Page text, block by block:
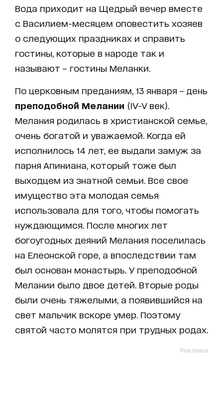
Вода приходит на Щедрый вечер вместе
с Василием-месяцем оповестить хозяев
о следующих праздниках и справить
гостины, которые в народе так и
называют – гостины Меланки.
По церковным преданиям, 13 января – день
преподобной Мелании (IV-V век).
Мелания родилась в христианской семье,
очень богатой и уважаемой. Когда ей
исполнилось 14 лет, ее выдали замуж за
парня Апиниана, который тоже был
выходцем из знатной семьи. Все свое
имущество эта молодая семья
использовала для того, чтобы помогать
нуждающимся. После многих лет
богоугодных деяний Мелания поселилась
на Елеонской горе, а впоследствии там
был основан монастырь. У преподобной
Мелании было двое детей. Вторые роды
были очень тяжелыми, а появившийся на
свет мальчик вскоре умер. Поэтому
святой часто молятся при трудных родах.
Реклама